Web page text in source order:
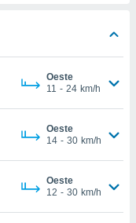
Oeste
11 - 24 km/h
Oeste
14 - 30 km/h
Oeste
12 - 30 km/h